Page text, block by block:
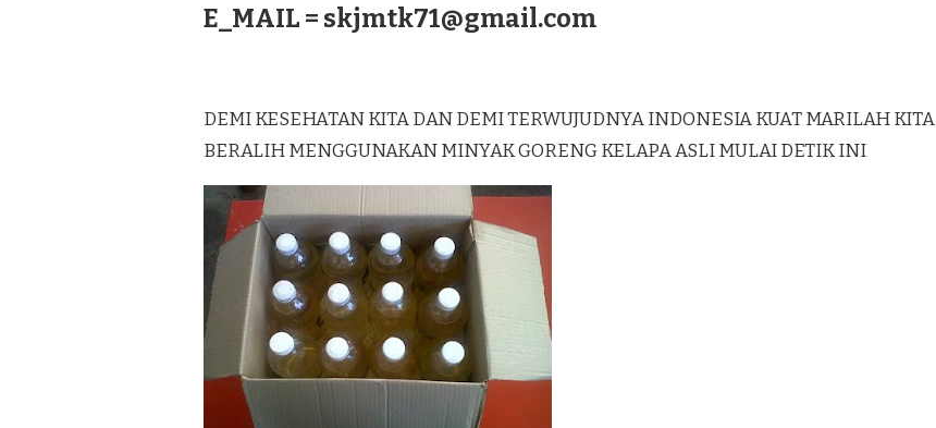
E_MAIL = skjmtk71@gmail.com
DEMI KESEHATAN KITA DAN DEMI TERWUJUDNYA INDONESIA KUAT MARILAH KITA
BERALIH MENGGUNAKAN MINYAK GORENG KELAPA ASLI MULAI DETIK INI